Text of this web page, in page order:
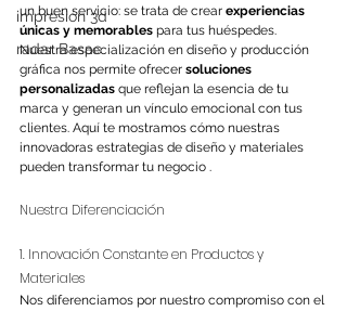
impresión 3d
radar Basac
un buen servicio: se trata de crear experiencias
únicas y memorables para tus huéspedes.
Nuestra especialización en diseño y producción
gráfica nos permite ofrecer soluciones
personalizadas que reflejan la esencia de tu
marca y generan un vínculo emocional con tus
clientes. Aquí te mostramos cómo nuestras
innovadoras estrategias de diseño y materiales
pueden transformar tu negocio .
Nuestra Diferenciación
1. Innovación Constante en Productos y
Materiales
Nos diferenciamos por nuestro compromiso con el